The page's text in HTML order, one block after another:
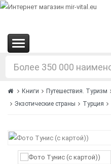
Книги Путешествия. Туризм
Экзотические страны
Турция